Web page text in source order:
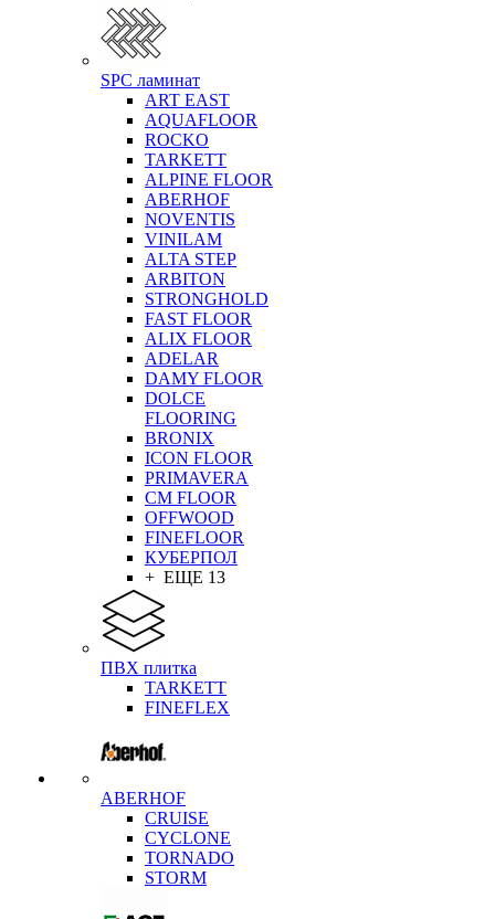
SPC ламинат
ART EAST
AQUAFLOOR
ROCKO
TARKETT
ALPINE FLOOR
ABERHOF
NOVENTIS
VINILAM
ALTA STEP
ARBITON
STRONGHOLD
FAST FLOOR
ALIX FLOOR
ADELAR
DAMY FLOOR
DOLCE
FLOORING
BRONIX
ICON FLOOR
PRIMAVERA
CM FLOOR
OFFWOOD
FINEFLOOR
КУБЕРПОЛ
+ ЕЩЕ 13
ПВХ плитка
TARKETT
FINEFLEX
ABERHOF
CRUISE
CYCLONE
TORNADO
STORM